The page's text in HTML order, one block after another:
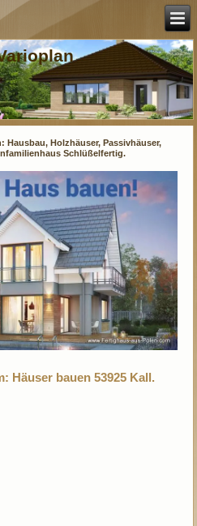
Hausbau, Holzhäuser, Passivhäuser,
Schlüßelfertig.
Häuser bauen 53925 Kall.